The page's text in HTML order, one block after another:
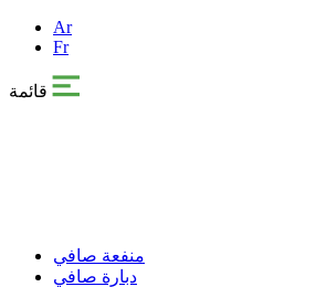
Ar
Fr
قائمة
منفعة صافي
دبارة صافي